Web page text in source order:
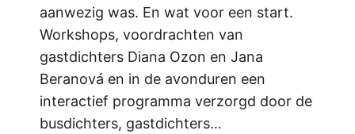
aanwezig was. En wat voor een start.
Workshops, voordrachten van
gastdichters Diana Ozon en Jana
Beranová en in de avonduren een
interactief programma verzorgd door de
busdichters, gastdichters…